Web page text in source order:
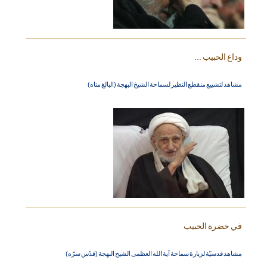
وداع الحبيب ...
مشاهد لتشييع منقطع النظير لسماحة الشيخ البهجة (البالغ مناه)
في حضرة الحبيب
مشاهد قدسيّة لزيارة سماحة آية الله العظمى الشيخ البهجة (قدّس سرّه)